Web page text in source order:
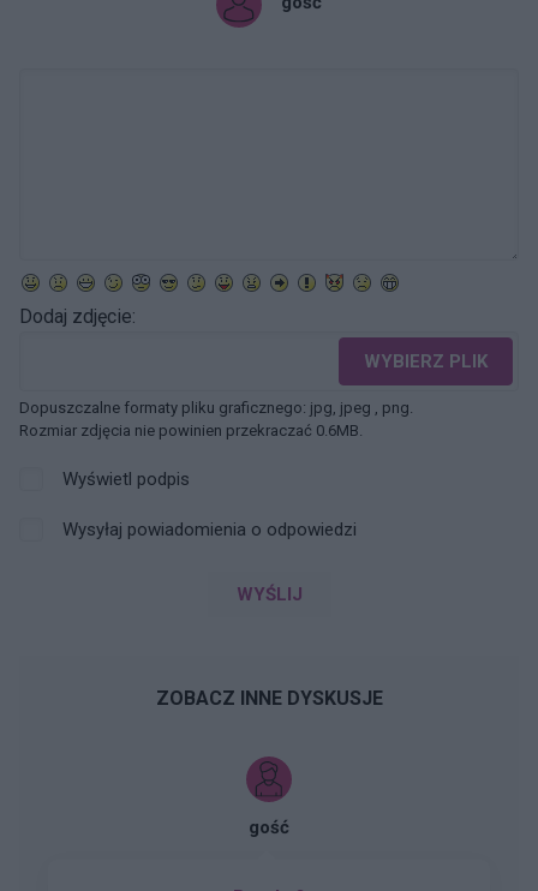
Dodaj zdjęcie:
WYBIERZ PLIK
Dopuszczalne formaty pliku graficznego: jpg, jpeg , png.
Rozmiar zdjęcia nie powinien przekraczać 0.6MB.
Wyświetl podpis
Wysyłaj powiadomienia o odpowiedzi
WYŚLIJ
ZOBACZ INNE DYSKUSJE
gość